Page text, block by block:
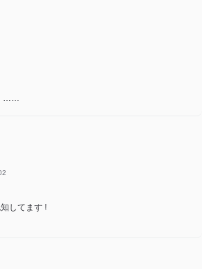
・きな粉」
…
ます ♪
してます !